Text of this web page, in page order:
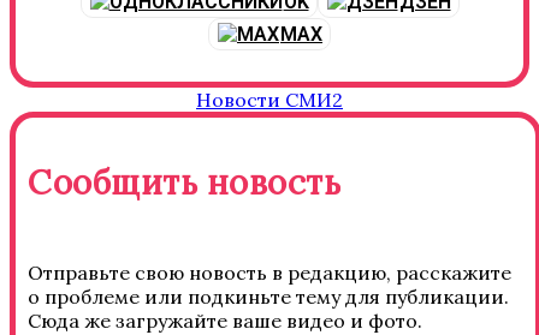
MAX
Новости СМИ2
Сообщить новость
Отправьте свою новость в редакцию, расскажите
о проблеме или подкиньте тему для публикации.
Сюда же загружайте ваше видео и фото.